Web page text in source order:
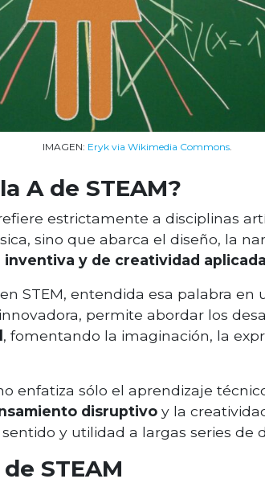
IMAGEN: Eryk via Wikimedia Commons
A de STEAM?
refiere estrictamente a disciplinas
sino que abarca el diseño, la
inventiva y de creatividad
en STEM, entendida esa palabra
permite abordar los
, fomentando la imaginación, la
enfatiza sólo el aprendizaje
disruptivo y la
y utilidad a largas series de
STEAM